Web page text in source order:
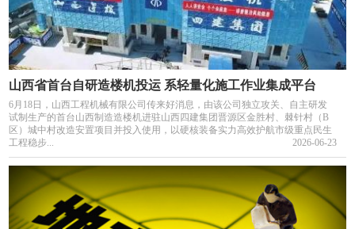
山西省首台自研造楼机投运 系轻量化施工作业集成平台
6月18日，山西工程机械有限公司传来好消息，由该公司独立攻关、自主研发
试制生产的首台山西制造造楼机进驻山西四建集团晋源区金胜村、棘针村（B
区）城中村改造安置项目并投入使用，以硬核装备实力高效护航市级重点民生
工程稳步...
2026-06-23